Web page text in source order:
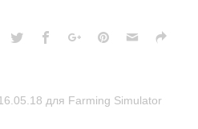
для Farming Simulator